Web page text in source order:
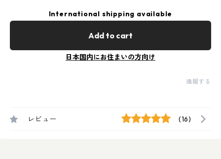
International shipping available
Add to cart
日本国内にお住まいの方向け
通報する
レビュー (16)